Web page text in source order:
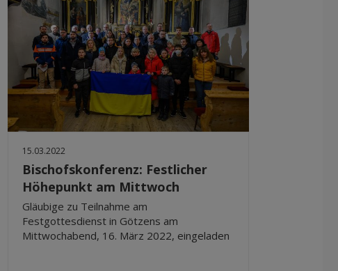
15.03.2022
Bischofskonferenz: Festlicher
Höhepunkt am Mittwoch
Gläubige zu Teilnahme am
Festgottesdienst in Götzens am
Mittwochabend, 16. März 2022, eingeladen